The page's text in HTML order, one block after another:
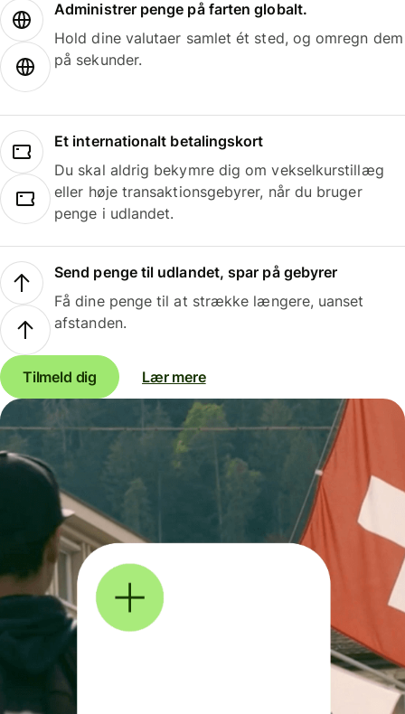
Administrer penge på farten globalt.
Hold dine valutaer samlet ét sted, og omregn dem
på sekunder.
Et internationalt betalingskort
Du skal aldrig bekymre dig om vekselkurstillæg
eller høje transaktionsgebyrer, når du bruger
penge i udlandet.
Send penge til udlandet, spar på gebyrer
Få dine penge til at strække længere, uanset
afstanden.
Tilmeld dig Lær mere